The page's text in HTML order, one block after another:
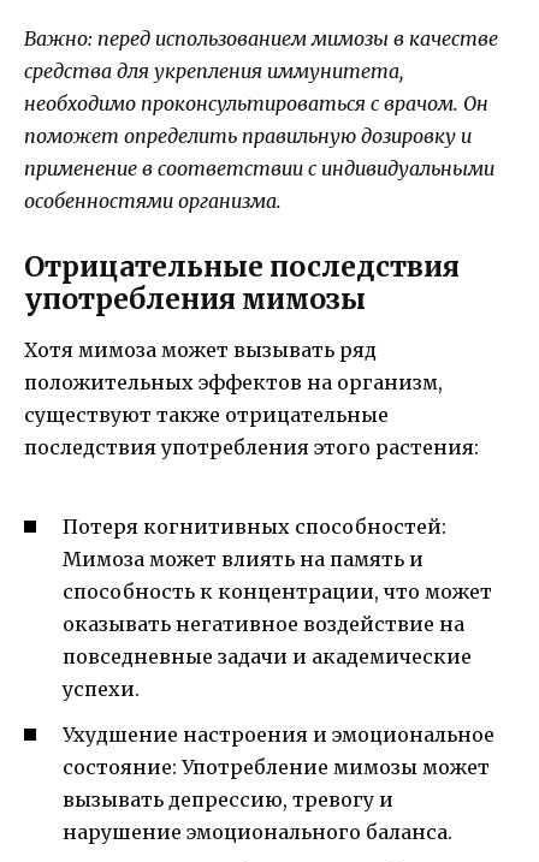
Важно: перед использованием мимозы в качестве
средства для укрепления иммунитета,
необходимо проконсультироваться с врачом. Он
поможет определить правильную дозировку и
применение в соответствии с индивидуальными
особенностями организма.
Отрицательные последствия
употребления мимозы
Хотя мимоза может вызывать ряд
положительных эффектов на организм,
существуют также отрицательные
последствия употребления этого растения:
Потеря когнитивных способностей:
Мимоза может влиять на память и
способность к концентрации, что может
оказывать негативное воздействие на
повседневные задачи и академические
успехи.
Ухудшение настроения и эмоциональное
состояние: Употребление мимозы может
вызывать депрессию, тревогу и
нарушение эмоционального баланса.